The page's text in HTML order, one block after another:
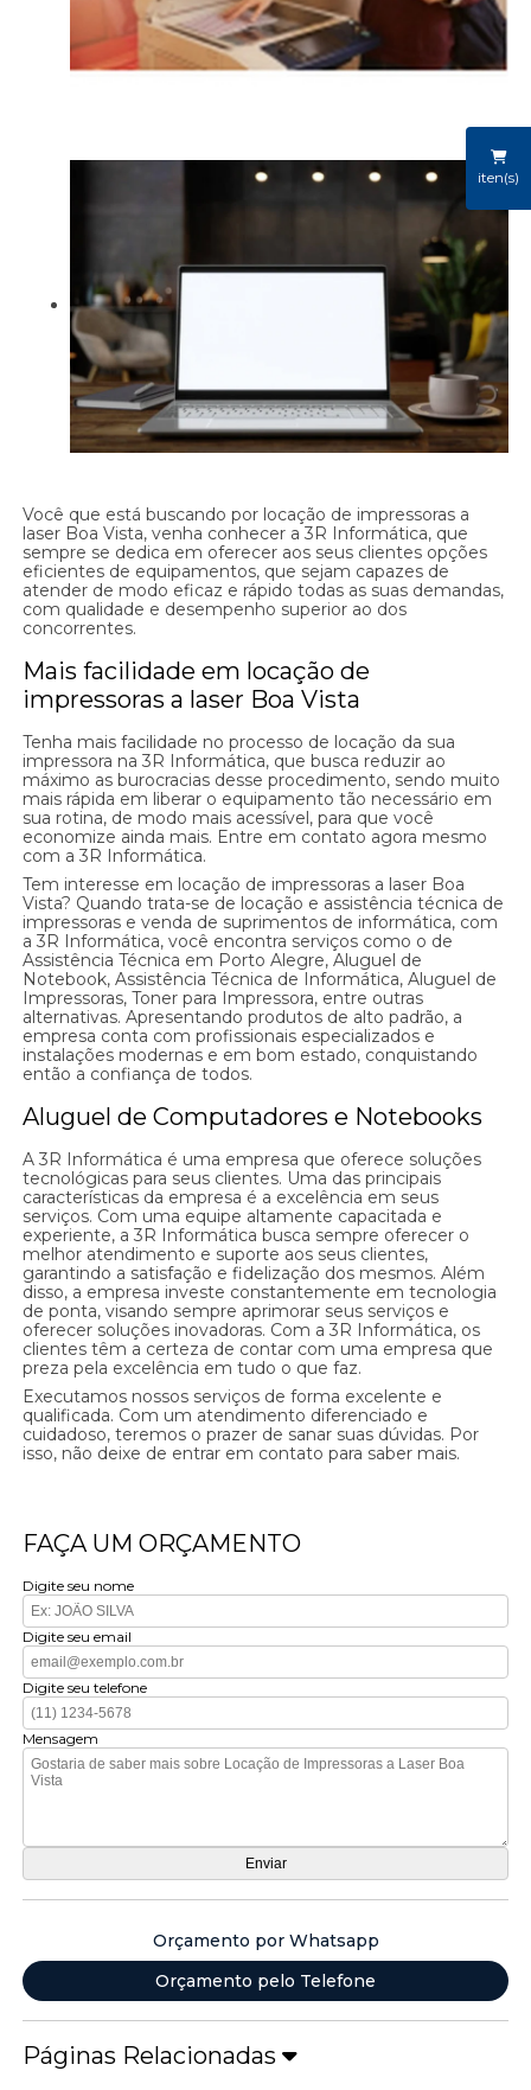
iten(s)
Você que está buscando por locação de impressoras a
laser Boa Vista, venha conhecer a 3R Informática, que
sempre se dedica em oferecer aos seus clientes opções
eficientes de equipamentos, que sejam capazes de
atender de modo eficaz e rápido todas as suas demandas,
com qualidade e desempenho superior ao dos
concorrentes.
Mais facilidade em locação de
impressoras a laser Boa Vista
Tenha mais facilidade no processo de locação da sua
impressora na 3R Informática, que busca reduzir ao
máximo as burocracias desse procedimento, sendo muito
mais rápida em liberar o equipamento tão necessário em
sua rotina, de modo mais acessível, para que você
economize ainda mais. Entre em contato agora mesmo
com a 3R Informática.
Tem interesse em locação de impressoras a laser Boa
Vista? Quando trata-se de locação e assistência técnica de
impressoras e venda de suprimentos de informática, com
a 3R Informática, você encontra serviços como o de
Assistência Técnica em Porto Alegre, Aluguel de
Notebook, Assistência Técnica de Informática, Aluguel de
Impressoras, Toner para Impressora, entre outras
alternativas. Apresentando produtos de alto padrão, a
empresa conta com profissionais especializados e
instalações modernas e em bom estado, conquistando
então a confiança de todos.
Aluguel de Computadores e Notebooks
A 3R Informática é uma empresa que oferece soluções
tecnológicas para seus clientes. Uma das principais
características da empresa é a excelência em seus
serviços. Com uma equipe altamente capacitada e
experiente, a 3R Informática busca sempre oferecer o
melhor atendimento e suporte aos seus clientes,
garantindo a satisfação e fidelização dos mesmos. Além
disso, a empresa investe constantemente em tecnologia
de ponta, visando sempre aprimorar seus serviços e
oferecer soluções inovadoras. Com a 3R Informática, os
clientes têm a certeza de contar com uma empresa que
preza pela excelência em tudo o que faz.
Executamos nossos serviços de forma excelente e
qualificada. Com um atendimento diferenciado e
cuidadoso, teremos o prazer de sanar suas dúvidas. Por
isso, não deixe de entrar em contato para saber mais.
FAÇA UM ORÇAMENTO
Digite seu nome
Digite seu email
Digite seu telefone
Mensagem
Orçamento por Whatsapp
Orçamento pelo Telefone
Páginas Relacionadas